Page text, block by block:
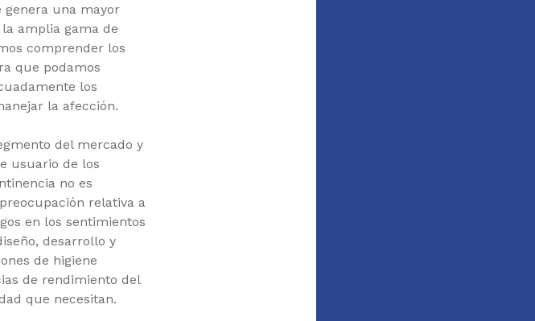
genera una mayor
amplia gama de
comprender los
que podamos
los
la afección.
del mercado y
usuario de los
no es
relativa a
en los sentimientos
desarrollo y
de higiene
de rendimiento del
que necesitan.